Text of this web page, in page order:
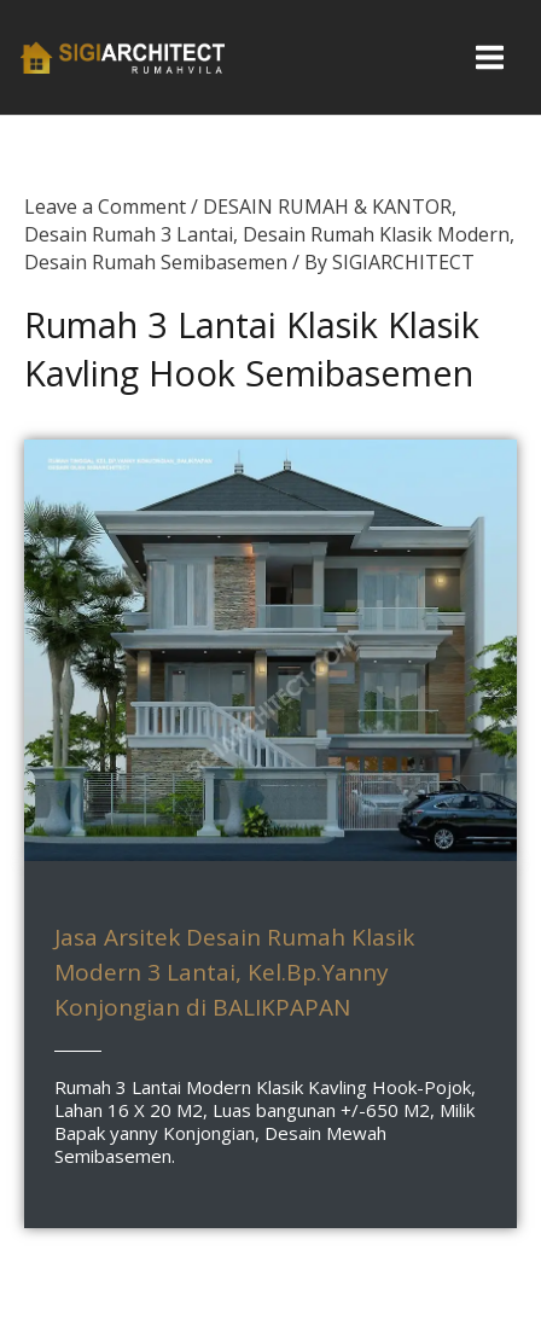
Leave a Comment/ DESAIN RUMAH & KANTOR,
Desain Rumah 3 Lantai, Desain Rumah Klasik Modern,
Desain Rumah Semibasemen / BySIGIARCHITECT
Rumah 3 Lantai Klasik Klasik
Kavling Hook Semibasemen
Jasa Arsitek Desain Rumah Klasik
Modern 3 Lantai, Kel.Bp.Yanny
Konjongian di BALIKPAPAN
Rumah 3 Lantai Modern Klasik Kavling Hook-Pojok,
Lahan 16 X 20 M2, Luas bangunan +/-650 M2, Milik
Bapak yanny Konjongian, Desain Mewah
Semibasemen.